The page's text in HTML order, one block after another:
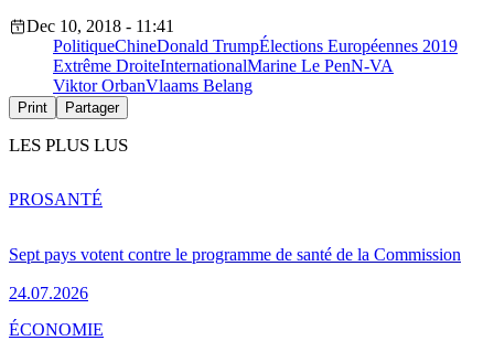
Dec 10, 2018 - 11:41
PolitiqueChineDonald TrumpÉlections Européennes 2019
Extrême DroiteInternationalMarine Le PenN-VA
Viktor OrbanVlaams Belang
Print Partager
LES PLUS LUS
Sept pays votent contre le programme de santé de la Commission
24.07.2026
PROSANTÉ
ÉCONOMIE